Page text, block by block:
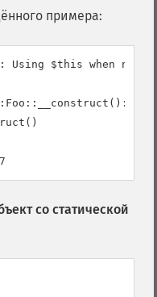
примера:
Using $this when
со статической